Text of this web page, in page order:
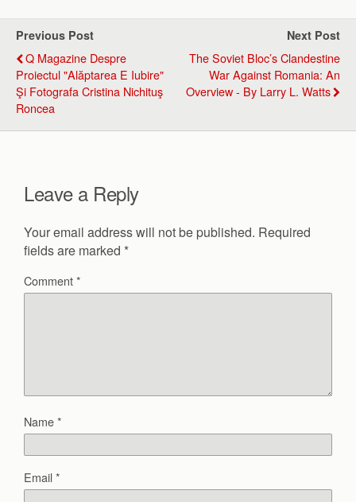
Previous Post
Q Magazine Despre
Proiectul "Alăptarea E Iubire"
Şi Fotografa Cristina Nichituş
Roncea
Next Post
The Soviet Bloc’s Clandestine
War Against Romania: An
Overview - By Larry L. Watts
Leave a Reply
Your email address will not be published. Required
fields are marked *
Comment*
Name*
Email*